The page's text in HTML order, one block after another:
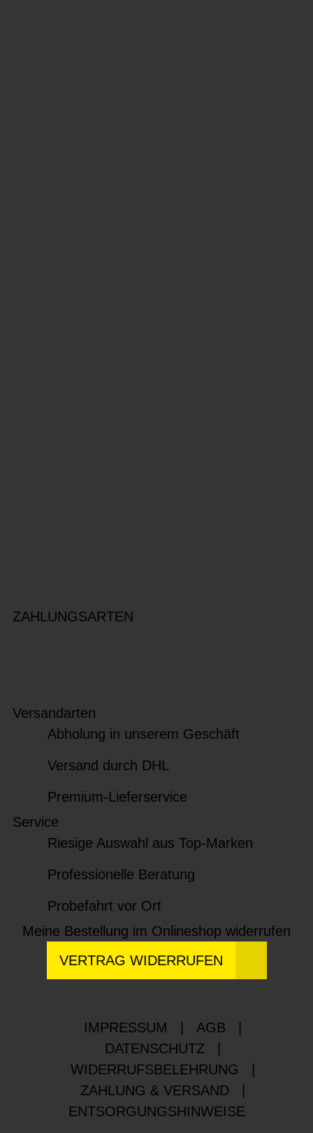
ZAHLUNGSARTEN
Versandarten
Abholung in unserem Geschäft
Versand durch DHL
Premium-Lieferservice
Service
Riesige Auswahl aus Top-Marken
Professionelle Beratung
Probefahrt vor Ort
Meine Bestellung im Onlineshop widerrufen
VERTRAG WIDERRUFEN
IMPRESSUM AGB
DATENSCHUTZ
WIDERRUFSBELEHRUNG
ZAHLUNG & VERSAND
ENTSORGUNGSHINWEISE